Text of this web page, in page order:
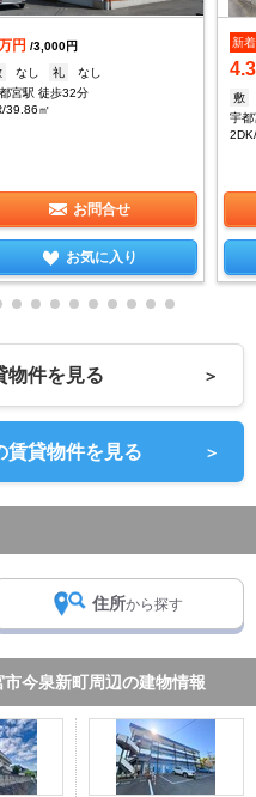
円 /3,000円
なし 礼
なし
宮駅 徒歩32分
39.86㎡
お問合せ
お気に入り
新着
4.3
敷
物件を見る ＞
賃貸物件を見る ＞
住所から探す
今泉新町周辺の建物情報